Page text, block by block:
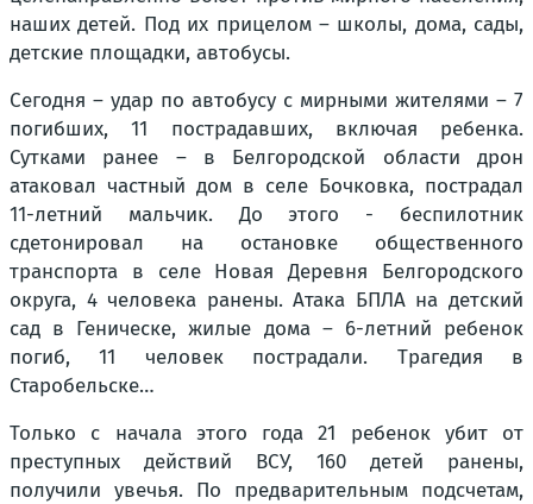
наших детей. Под их прицелом – школы, дома, сады,
детские площадки, автобусы.
Сегодня – удар по автобусу с мирными жителями – 7
погибших, 11 пострадавших, включая ребенка.
Сутками ранее – в Белгородской области дрон
атаковал частный дом в селе Бочковка, пострадал
11-летний мальчик. До этого - беспилотник
сдетонировал на остановке общественного
транспорта в селе Новая Деревня Белгородского
округа, 4 человека ранены. Атака БПЛА на детский
сад в Геническе, жилые дома – 6-летний ребенок
погиб, 11 человек пострадали. Трагедия в
Старобельске…
Только с начала этого года 21 ребенок убит от
преступных действий ВСУ, 160 детей ранены,
получили увечья. По предварительным подсчетам,